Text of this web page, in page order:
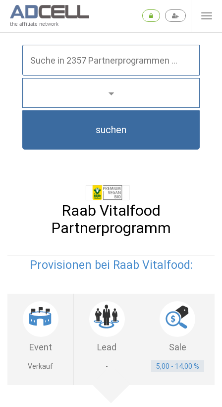
the affiliate network
suchen
Raab Vitalfood
Partnerprogramm
Provisionen bei Raab Vitalfood:
Event Lead Sale
Verkauf - 5,00 - 14,00 %